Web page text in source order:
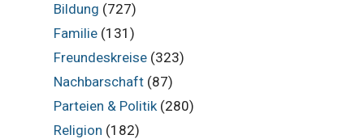
Bildung (727)
Familie(131)
Freundeskreise(323)
Nachbarschaft(87)
Parteien & Politik(280)
Religion (182)